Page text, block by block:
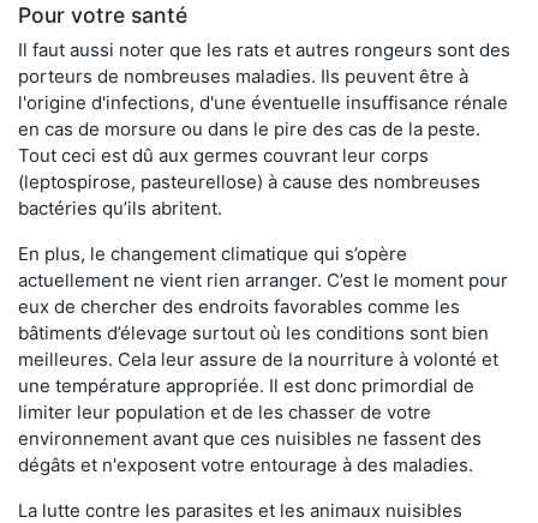
Pour votre santé
Il faut aussi noter que les rats et autres rongeurs sont des
porteurs de nombreuses maladies. Ils peuvent être à
l'origine d'infections, d'une éventuelle insuffisance rénale
en cas de morsure ou dans le pire des cas de la peste.
Tout ceci est dû aux germes couvrant leur corps
(leptospirose, pasteurellose) à cause des nombreuses
bactéries qu’ils abritent.
En plus, le changement climatique qui s’opère
actuellement ne vient rien arranger. C’est le moment pour
eux de chercher des endroits favorables comme les
bâtiments d’élevage surtout où les conditions sont bien
meilleures. Cela leur assure de la nourriture à volonté et
une température appropriée. Il est donc primordial de
limiter leur population et de les chasser de votre
environnement avant que ces nuisibles ne fassent des
dégâts et n'exposent votre entourage à des maladies.
La lutte contre les parasites et les animaux nuisibles